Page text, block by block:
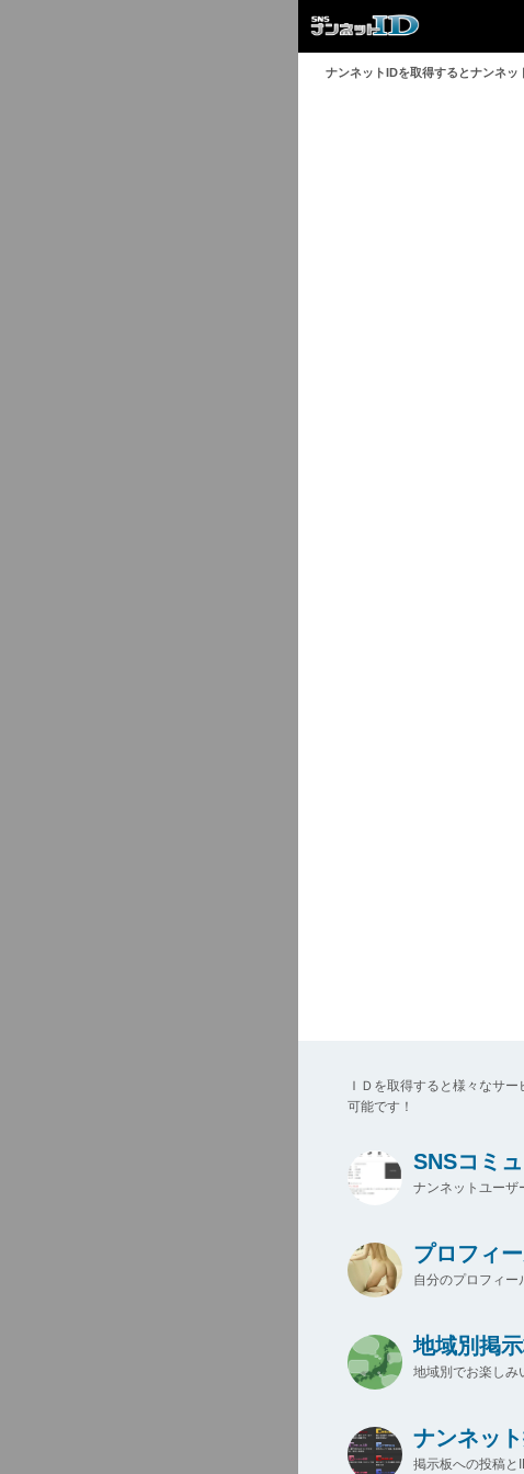
ナンネットIDを取得するとナンネ
ＩＤを取得すると様々なサ
可能です！
SNSコミ
ナンネットユーザ
プロフィ
自分のプロフィー
地域別掲
地域別でお楽しみ
ナンネッ
掲示板への投稿と